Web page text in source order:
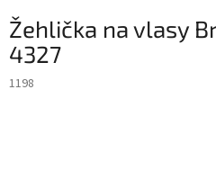
Žehlička na vlasy
4327
1198